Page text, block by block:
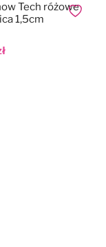
Tech różowe
1,5cm
Dodaj